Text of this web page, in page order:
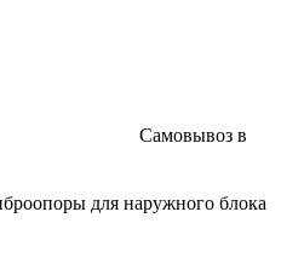
Самовывоз в
для наружного блока